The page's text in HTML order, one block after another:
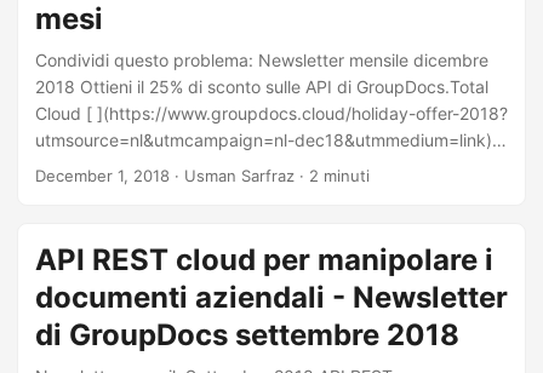
GroupDocs.
mesi
Condividi questo problema: Newsletter mensile dicembre
2018 Ottieni il 25% di sconto sulle API di GroupDocs.Total
Cloud [ ](https://www.groupdocs.cloud/holiday-offer-2018?
utmsource=nl&utmcampaign=nl-dec18&utmmedium=link)
Ottieni il 25% di sconto sulle API GroupDocs.Total Cloud per
utmsource=nl&utmcampaign =nl-dec18&utmmedium=link)
Questa offerta è disponibile solo sui nuovi acquisti
GroupDocs.Total e non può essere utilizzata insieme ad
altre offerte, rinnovi o aggiornamenti. Disponibile solo
direttamente da GroupDocs.com, non tramite terze parti o
December 1, 2018 · Usman Sarfraz · 2 minuti
API REST cloud per manipolare i
documenti aziendali - Newsletter
di GroupDocs settembre 2018